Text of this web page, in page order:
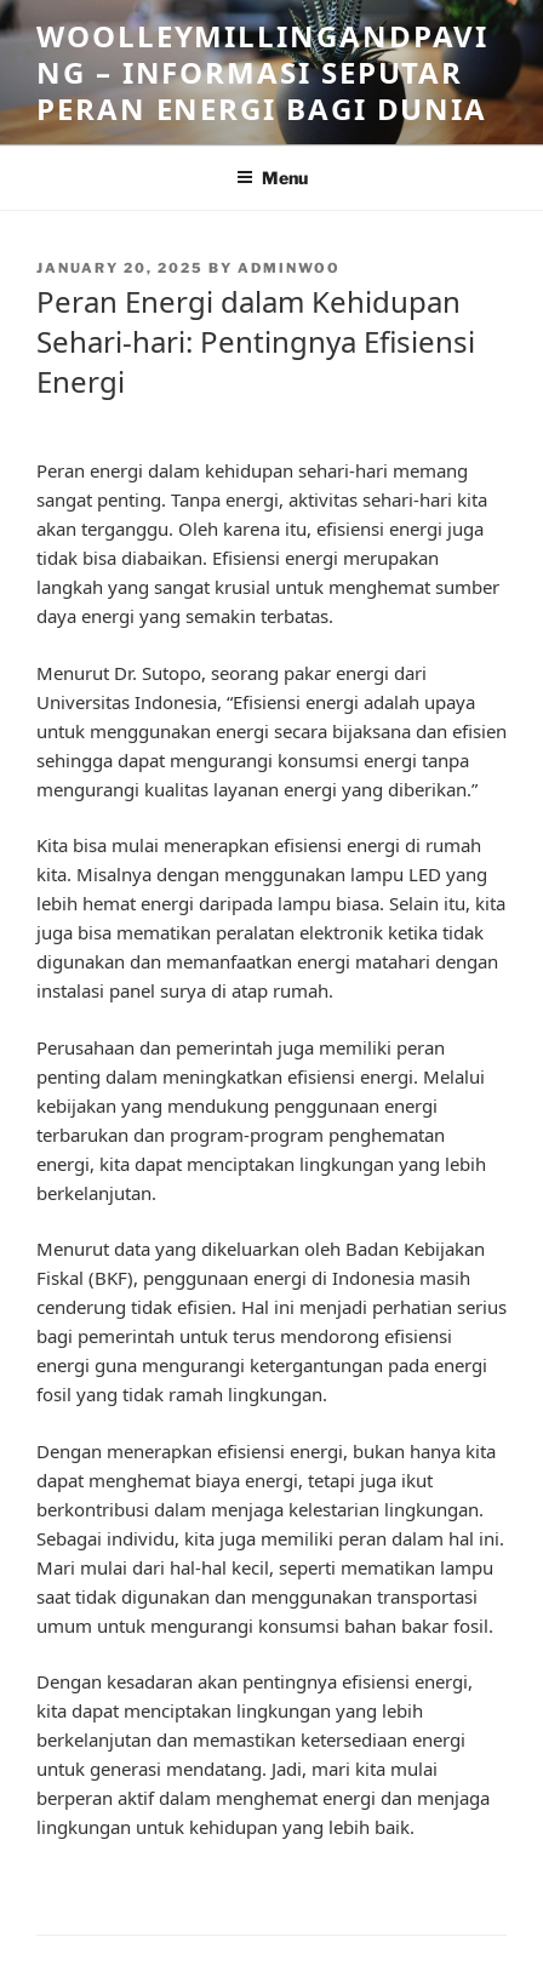
Skip
to
content
WOOLLEYMILLINGANDPAVI
NG – INFORMASI SEPUTAR
PERAN ENERGI BAGI DUNIA
Menu
POSTED
JANUARY 20, 2025 BY ADMINWOO
Peran Energi dalam Kehidupan
Sehari-hari: Pentingnya Efisiensi
Energi
Peran energi dalam kehidupan sehari-hari memang
sangat penting. Tanpa energi, aktivitas sehari-hari kita
akan terganggu. Oleh karena itu, efisiensi energi juga
tidak bisa diabaikan. Efisiensi energi merupakan
langkah yang sangat krusial untuk menghemat sumber
daya energi yang semakin terbatas.
Menurut Dr. Sutopo, seorang pakar energi dari
Universitas Indonesia, “Efisiensi energi adalah upaya
untuk menggunakan energi secara bijaksana dan efisien
sehingga dapat mengurangi konsumsi energi tanpa
mengurangi kualitas layanan energi yang diberikan.”
Kita bisa mulai menerapkan efisiensi energi di rumah
kita. Misalnya dengan menggunakan lampu LED yang
lebih hemat energi daripada lampu biasa. Selain itu, kita
juga bisa mematikan peralatan elektronik ketika tidak
digunakan dan memanfaatkan energi matahari dengan
instalasi panel surya di atap rumah.
Perusahaan dan pemerintah juga memiliki peran
penting dalam meningkatkan efisiensi energi. Melalui
kebijakan yang mendukung penggunaan energi
terbarukan dan program-program penghematan
energi, kita dapat menciptakan lingkungan yang lebih
berkelanjutan.
Menurut data yang dikeluarkan oleh Badan Kebijakan
Fiskal (BKF), penggunaan energi di Indonesia masih
cenderung tidak efisien. Hal ini menjadi perhatian serius
bagi pemerintah untuk terus mendorong efisiensi
energi guna mengurangi ketergantungan pada energi
fosil yang tidak ramah lingkungan.
Dengan menerapkan efisiensi energi, bukan hanya kita
dapat menghemat biaya energi, tetapi juga ikut
berkontribusi dalam menjaga kelestarian lingkungan.
Sebagai individu, kita juga memiliki peran dalam hal ini.
Mari mulai dari hal-hal kecil, seperti mematikan lampu
saat tidak digunakan dan menggunakan transportasi
umum untuk mengurangi konsumsi bahan bakar fosil.
Dengan kesadaran akan pentingnya efisiensi energi,
kita dapat menciptakan lingkungan yang lebih
berkelanjutan dan memastikan ketersediaan energi
untuk generasi mendatang. Jadi, mari kita mulai
berperan aktif dalam menghemat energi dan menjaga
lingkungan untuk kehidupan yang lebih baik.